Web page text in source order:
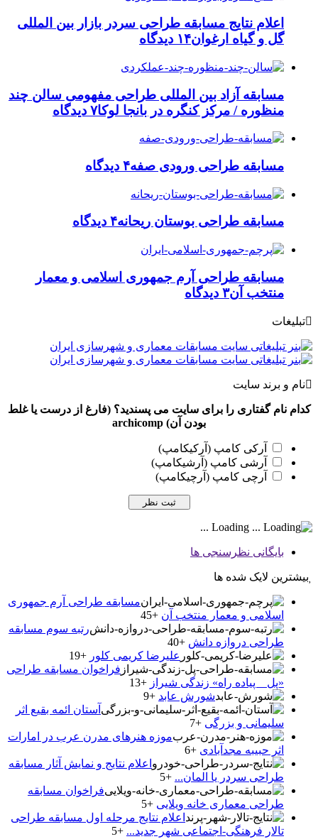
اعلام نتایج مسابقه طراحی سردر بازار بین المللی
گل و گیاه ارغوان۱۴ دیدگاه
مسابقه آزاد بین المللی طراحی مفهومی سالن چند
منظوره / مرکز کنگره در بانجا لوکا۷ دیدگاه
مسابقه طراحی ورودی صفه۴ دیدگاه
مسابقه طراحی بوستان ریحانه۴ دیدگاه
مسابقه طراحی آرم جمهوری اسلامی و معمار
منتخب آن۳ دیدگاه
تبلیغات
نام و برند سایت
کدام نام گفتاری را برای سایت می پسندید؟ (فارغ از درست یا غلط
بودن آن) archicomp
آرکی کامپ (آرکیکامپ)
آرشی کامپ (آرشیکامپ)
آرچی کامپ (آرچیکامپ)
بایگانی نظرسنجی ها
بیشترین لایک شده ها
مسابقه طراحی آرم جمهوری
اسلامی و معمار منتخب آن +45
رتبه سوم مسابقه
طراحی دروازه دانش +40
علیرضا کریمی کلور +19
فراخوان مسابقه طراحی
«پل _ پیاده راه» زندگی شیراز +13
شورش عابد +9
آستان ائمه بقیع اثر
سلیمانی و بزرگی +7
موزه هنرهای مدرن عرب در امارات
اثر حبیبه مجدآبادی +6
اعلام نتایج و نمایش آثار مسابقه
طراحی سردر یا المان... +5
فراخوان مسابقه
طراحی معماری خانه ویلایی +5
اعلام نتایج مرحله اول مسابقه طراحی
تالار فرهنگی-اجتماعی شهر جدید... +5